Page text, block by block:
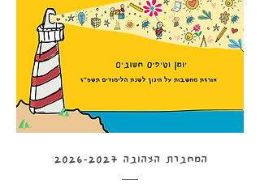
המחברת הצהובה 2026-2027